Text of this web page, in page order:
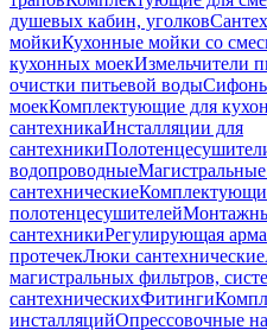
душевых кабин, уголков
мойкиКухонные мойки со
кухонных моекИзмельчители
очистки питьевой воды
моекКомплектующие для
сантехникаИнсталляции для
сантехники
водопроводные
сантехнические
полотенцесушителей
сантехникиРегулирующая
протечекЛюки сантехнические
магистральных фильтров,
сантехническихФитинги
инсталляцийОпрессовочные